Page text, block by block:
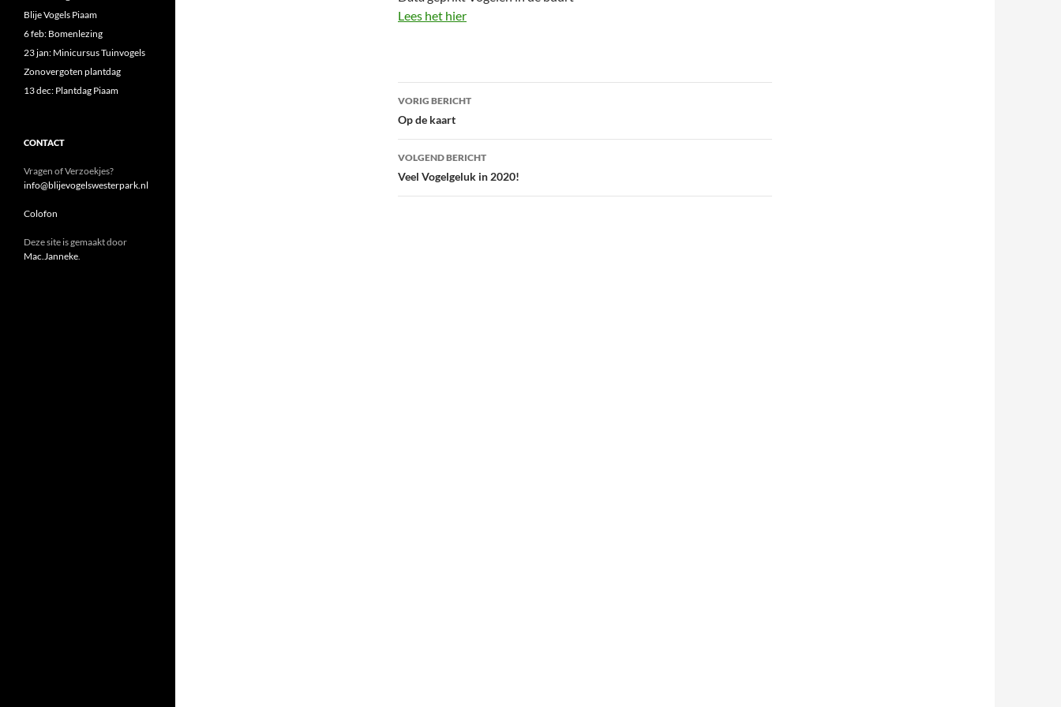
Lees het hier
Bericht
navigatie
VORIG BERICHT
Op de kaart
VOLGEND BERICHT
Veel Vogelgeluk in 2020!
Blije Vogels Piaam
6 feb: Bomenlezing
23 jan: Minicursus Tuinvogels
Zonovergoten plantdag
13 dec: Plantdag Piaam
CONTACT
Vragen of Verzoekjes?
info@blijevogelswesterpark.nl
Colofon
Deze site is gemaakt door
Mac.Janneke.